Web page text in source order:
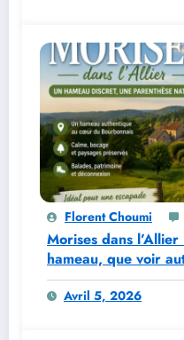
Florent Choumi
Morises dans
hameau, que voir
vraiment y aller ?
Avril 5, 2026